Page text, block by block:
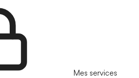
Mes services